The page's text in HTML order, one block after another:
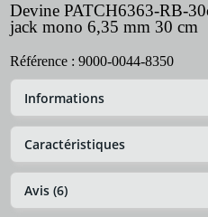
Devine PATCH6363-RB-
jack mono 6,35 mm 30 cm
Référence : 9000-0044-8350
Informations
Caractéristiques
Avis (6)